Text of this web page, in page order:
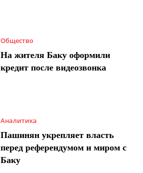
Общество
На жителя Баку оформили
кредит после видеозвонка
Аналитика
Пашинян укрепляет власть
перед референдумом и миром с
Баку